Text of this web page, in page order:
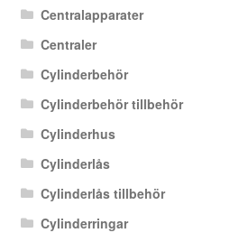
Centralapparater
Centraler
Cylinderbehör
Cylinderbehör tillbehör
Cylinderhus
Cylinderlås
Cylinderlås tillbehör
Cylinderringar